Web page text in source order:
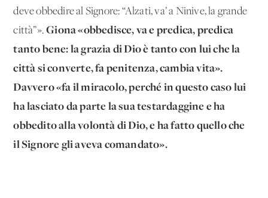
deve obbedire al Signore: “Alzati, va’ a Ninive, la grande
città”».Giona «obbedisce, va e predica, predica
tanto bene: la grazia di Dio è tanto con lui che la
città si converte, fa penitenza, cambia vita».
Davvero «fa il miracolo, perché in questo caso lui
ha lasciato da parte la sua testardaggine e ha
obbedito alla volontà di Dio, e ha fatto quello che
il Signore gli aveva comandato».